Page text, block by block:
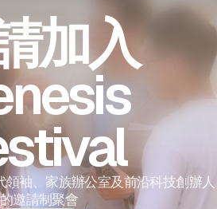
加入
袖、家族辦公室及前沿科技創辦人
的邀請制聚會